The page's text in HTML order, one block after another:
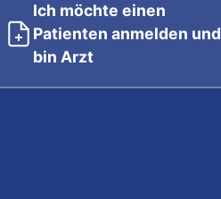
Ich möchte einen
Patienten anmelden und
bin Arzt